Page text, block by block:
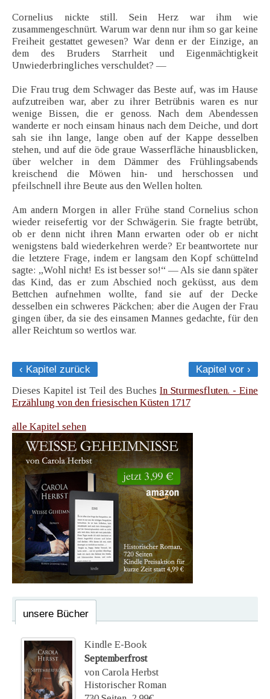
Cornelius nickte still. Sein Herz war ihm wie
zusammengeschnürt. Warum war denn nur ihm so gar keine
Freiheit gestattet gewesen? War denn er der Einzige, an
dem des Bruders Starrheit und Eigenmächtigkeit
Unwiederbringliches verschuldet? —
Die Frau trug dem Schwager das Beste auf, was im Hause
aufzutreiben war, aber zu ihrer Betrübnis waren es nur
wenige Bissen, die er genoss. Nach dem Abendessen
wanderte er noch einsam hinaus nach dem Deiche, und dort
sah sie ihn lange, lange oben auf der Kappe desselben
stehen, und auf die öde graue Wasserfläche hinausblicken,
über welcher in dem Dämmer des Frühlingsabends
kreischend die Möwen hin- und herschossen und
pfeilschnell ihre Beute aus den Wellen holten.
Am andern Morgen in aller Frühe stand Cornelius schon
wieder reisefertig vor der Schwägerin. Sie fragte betrübt,
ob er denn nicht ihren Mann erwarten oder ob er nicht
wenigstens bald wiederkehren werde? Er beantwortete nur
die letztere Frage, indem er langsam den Kopf schüttelnd
sagte: „Wohl nicht! Es ist besser so!“ — Als sie dann später
das Kind, das er zum Abschied noch geküsst, aus dem
Bettchen aufnehmen wollte, fand sie auf der Decke
desselben ein schweres Päckchen; aber die Augen der Frau
gingen über, da sie des einsamen Mannes gedachte, für den
aller Reichtum so wertlos war.
‹ Kapitel zurück
Kapitel vor ›
Dieses Kapitel ist Teil des Buches In Sturmesfluten. - Eine
Erzählung von den friesischen Küsten 1717
alle Kapitel sehen
unsere Bücher
Kindle E-Book
Septemberfrost
von Carola Herbst
Historischer Roman